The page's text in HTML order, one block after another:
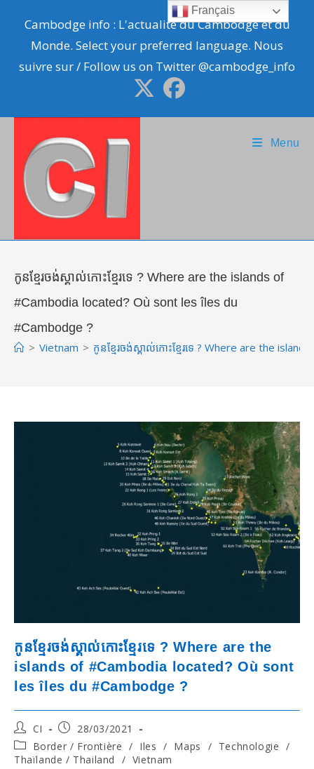
content
Cambodge info : L'actualité du Cambodge et du
Monde. Select your preferred language. Nous
suivre sur / Follow us on Twitter @cambodge_info
Menu
កូនខ្មែរចង់ស្គាល់កោះខ្មែរទេ ? Where are the islands of
#Cambodia located? Où sont les îles du
#Cambodge ?
> Vietnam > កូនខ្មែរចង់ស្គាល់កោះខ្មែរទេ ? Where are the
កូនខ្មែរចង់ស្គាល់កោះខ្មែរទេ ? Where are the
islands of #Cambodia located? Où sont
les îles du #Cambodge ?
Post
author:
CI
Post
published:
28/03/2021
Post
category:
Border / Frontière / Iles / Maps / Technologie /
Thaïlande / Thailand
/ Vietnam
Français